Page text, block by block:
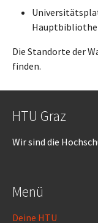
Die Standorte der
finden.
HTU Graz
Wir sind die
Menü
Deine HTU